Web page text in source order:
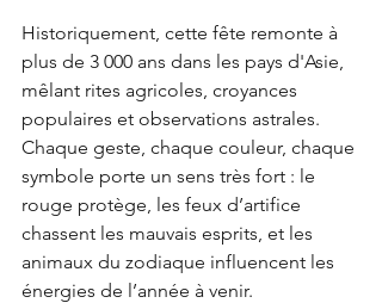
Historiquement, cette fête remonte à
plus de 3 000 ans dans les pays d'Asie,
mêlant rites agricoles, croyances
populaires et observations astrales.
Chaque geste, chaque couleur, chaque
symbole porte un sens très fort : le
rouge protège, les feux d’artifice
chassent les mauvais esprits, et les
animaux du zodiaque influencent les
énergies de l’année à venir.